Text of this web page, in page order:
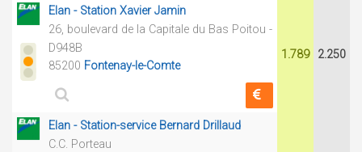
Elan - Station Xavier Jamin
26, boulevard de la Capitale du Bas Poitou -
D948B
85200 Fontenay-le-Comte
1.789 2.250
Elan - Station-service Bernard Drillaud
C.C. Porteau